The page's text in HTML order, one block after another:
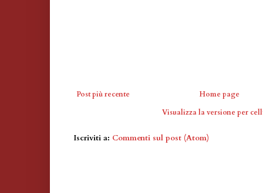
Post più recente
Home page
Visualizza la versione per
Iscriviti a: Commenti sul post (Atom)